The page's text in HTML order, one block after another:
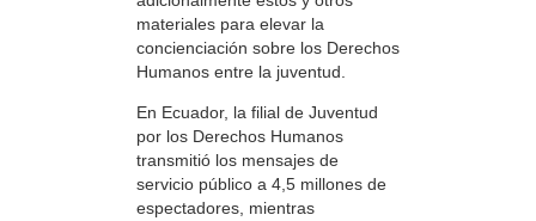
materiales para elevar la
concienciación sobre los Derechos
Humanos entre la juventud.
En Ecuador, la filial de Juventud
por los Derechos Humanos
transmitió los mensajes de
servicio público a 4,5 millones de
espectadores, mientras